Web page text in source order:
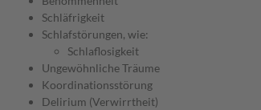
Schläfrigkeit
Schlafstörungen, wie:
Schlaflosigkeit
Ungewöhnliche Träume
Koordinationsstörung
Delirium (Verwirrtheit)